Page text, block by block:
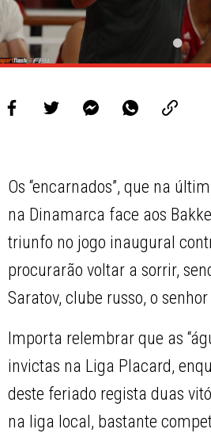
Os “encarnados”, que na
na Dinamarca face aos
triunfo no jogo inaugural
procurarão voltar a sorrir,
Saratov, clube russo, o
Importa relembrar que as
invictas na Liga Placard,
deste feriado regista duas
na liga local, bastante